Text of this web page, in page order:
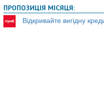
ПРОПОЗИЦІЯ МІСЯЦЯ:
Відкривайте вигідну